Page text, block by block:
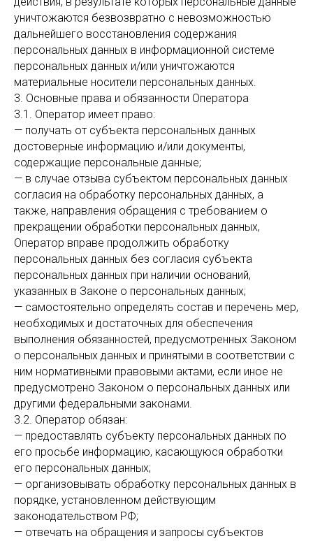
уничтожаются безвозвратно с невозможностью
дальнейшего восстановления содержания
персональных данных в информационной системе
персональных данных и/или уничтожаются
материальные носители персональных данных.
3. Основные права и обязанности Оператора
3.1. Оператор имеет право:
— получать от субъекта персональных данных
достоверные информацию и/или документы,
содержащие персональные данные;
— в случае отзыва субъектом персональных данных
согласия на обработку персональных данных, а
также, направления обращения с требованием о
прекращении обработки персональных данных,
Оператор вправе продолжить обработку
персональных данных без согласия субъекта
персональных данных при наличии оснований,
указанных в Законе о персональных данных;
— самостоятельно определять состав и перечень мер,
необходимых и достаточных для обеспечения
выполнения обязанностей, предусмотренных Законом
о персональных данных и принятыми в соответствии с
ним нормативными правовыми актами, если иное не
предусмотрено Законом о персональных данных или
другими федеральными законами.
3.2. Оператор обязан:
— предоставлять субъекту персональных данных по
его просьбе информацию, касающуюся обработки
его персональных данных;
— организовывать обработку персональных данных в
порядке, установленном действующим
законодательством РФ;
— отвечать на обращения и запросы субъектов